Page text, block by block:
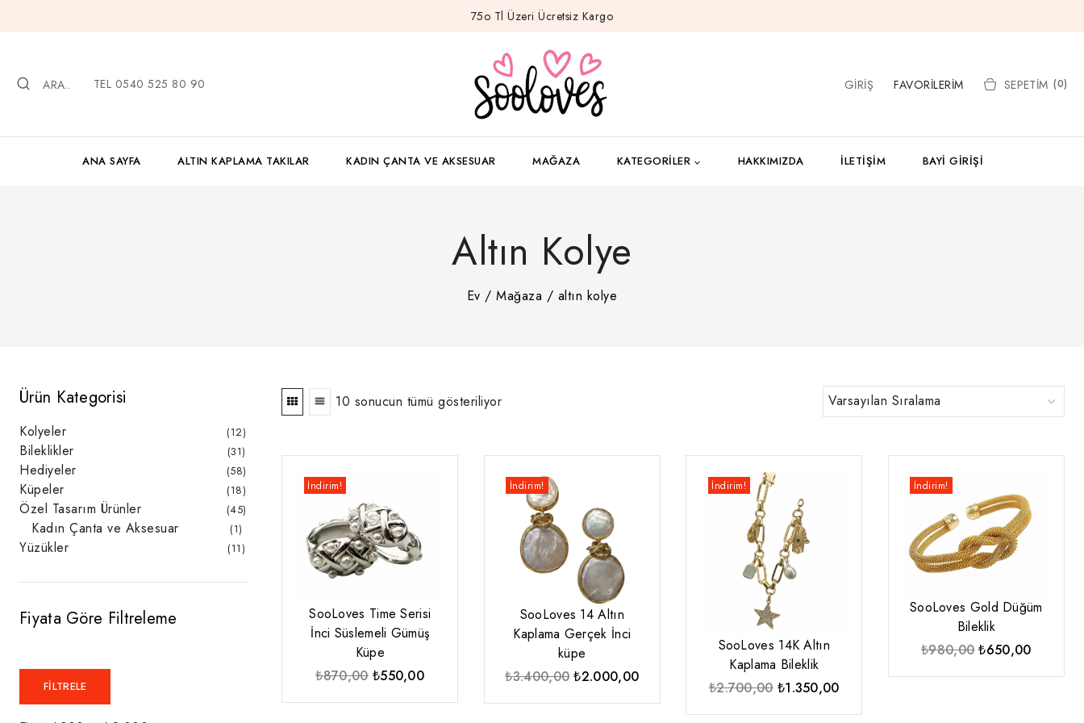
75o Tl Üzeri Ücretsiz Kargo
ARA.. TEL 0540 525 80 90 GIRIŞ FAVORILERIM SEPETIM (0)
ANA SAYFA ALTIN KAPLAMA TAKILAR KADIN ÇANTA VE AKSESUAR MAĞAZA KATEGORILER HAKKIMIZDA İLETIŞIM BAYI GIRIŞI
Altın Kolye
Ev / Mağaza / altın kolye
10 sonucun tümü gösteriliyor
İndirim!
SooLoves Time Serisi
İnci Süslemeli Gümüş
Küpe
₺870,00 Orijinal
₺550,00Şu
İndirim!
SooLoves 14 Altın
Kaplama Gerçek İnci
küpe
₺3.400,00 Orijinal
₺2.000,00Şu
İndirim!
SooLoves 14K Altın
Kaplama Bileklik
₺2.700,00 Orijinal
₺1.350,00Şu
İndirim!
SooLoves Gold Düğüm
Bileklik
₺980,00 Orijinal
₺650,00Şu
Ürün Kategorisi
Kolyeler 1212
ürün
Bileklikler 3131
ürün
Hediyeler 5858
ürün
Küpeler 1818
ürün
Özel Tasarım Ürünler 4545
Kadın Çanta ve Aksesuar 11
ürün
Yüzükler 1111
Fiyata Göre Filtreleme
FILTRELE